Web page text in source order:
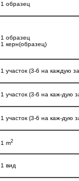
1 образец
1 образец
1 керн(образец)
1 участок (3-6 на каждую
1 участок (3-6 на каж-дую
1 участок (3-6 на каж-дую
1 m2
1 вид